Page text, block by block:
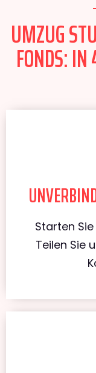
UMZUG
FONDS:
Starten
Teilen Sie